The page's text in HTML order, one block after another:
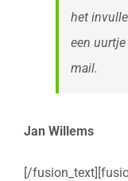
het
een
mail.
Jan Willems
[/